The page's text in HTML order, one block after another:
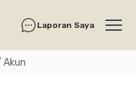
Laporan Saya
Akun